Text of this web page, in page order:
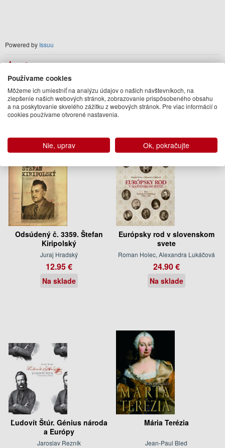
Powered by Issuu
Autor
Michal Vaľo
Podobné knihy
Odsúdený č. 3359. Štefan
Kiripolský
Juraj Hradský
12.95 €
Na sklade
Európsky rod v slovenskom
svete
Roman Holec, Alexandra Lukáčová
24.90 €
Na sklade
Ľudovít Štúr. Génius národa
a Európy
Jaroslav Rezník
Mária Terézia
Jean-Paul Bled
Používame cookies
Môžeme ich umiestniť na analýzu údajov o našich návštevníkoch, na
zlepšenie našich webových stránok, zobrazovanie prispôsobeného obsahu
a na poskytovanie skvelého zážitku z webových stránok. Pre viac informácií o
cookies používame otvorené nastavenia.
Nie, uprav Ok, pokračujte